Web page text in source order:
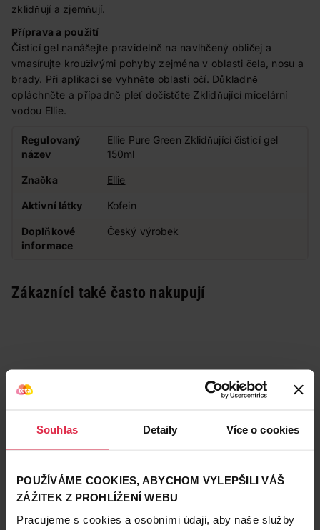
Souhlas Detaily Více o cookies
POUŽÍVÁME COOKIES, ABYCHOM VYLEPŠILI VÁŠ
ZÁŽITEK Z PROHLÍŽENÍ WEBU
Pracujeme s cookies a osobními údaji, aby naše služby
zklidňují a zjemňují.
Příprava a použití
Čisticí gel nanášejte pravidelně na navlhčený obličej a
vmasírujte krouživými pohyby zejména v oblasti čela, nosu a
brady. Při aplikaci se vyhněte oblasti očí. Důkladně
opláchněte a případně pleť dočistěte Zklidňující micelární
vodou Ellie.
Regulovaný
název
Ellie Pure Green Zklidňující čisticí gel
150ml
Značka Ellie
Aktivní látky Kofein
Doplňkové
informace
Český výrobek
Zákazníci také často nakupují